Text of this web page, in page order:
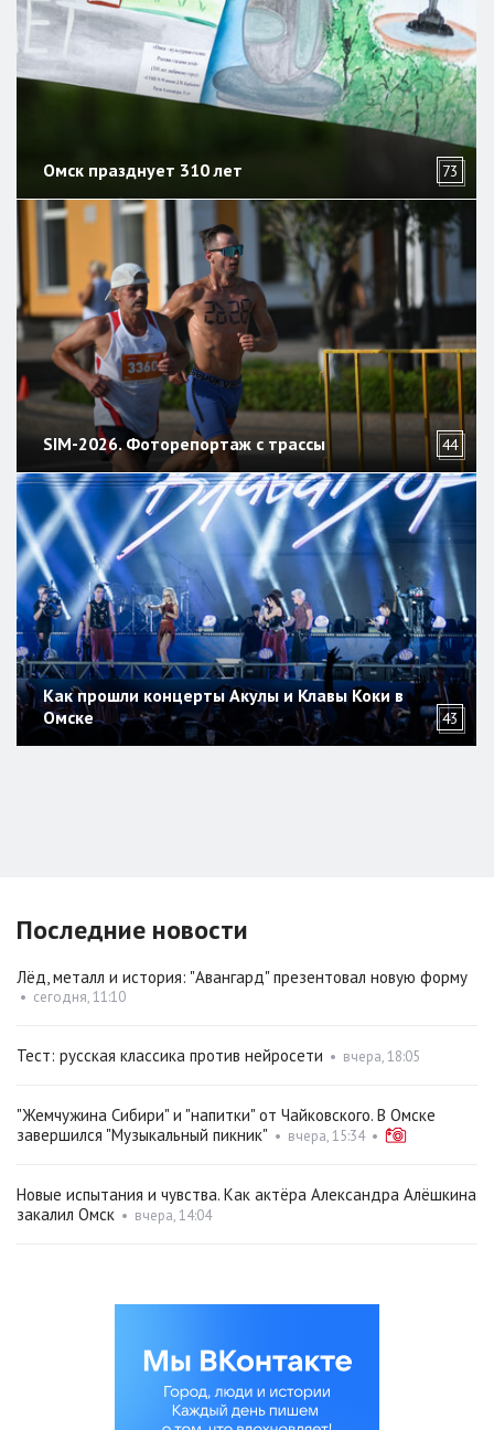
Омск празднует 310 лет 73
SIM-2026. Фоторепортаж с трассы 44
Как прошли концерты Акулы и Клавы Коки в
Омске
43
Последние новости
Лёд, металл и история: "Авангард" презентовал новую форму
• сегодня, 11:10
Тест: русская классика против нейросети • вчера, 18:05
"Жемчужина Сибири" и "напитки" от Чайковского. В Омске
завершился "Музыкальный пикник" • вчера, 15:34•
Новые испытания и чувства. Как актёра Александра Алёшкина
закалил Омск • вчера, 14:04